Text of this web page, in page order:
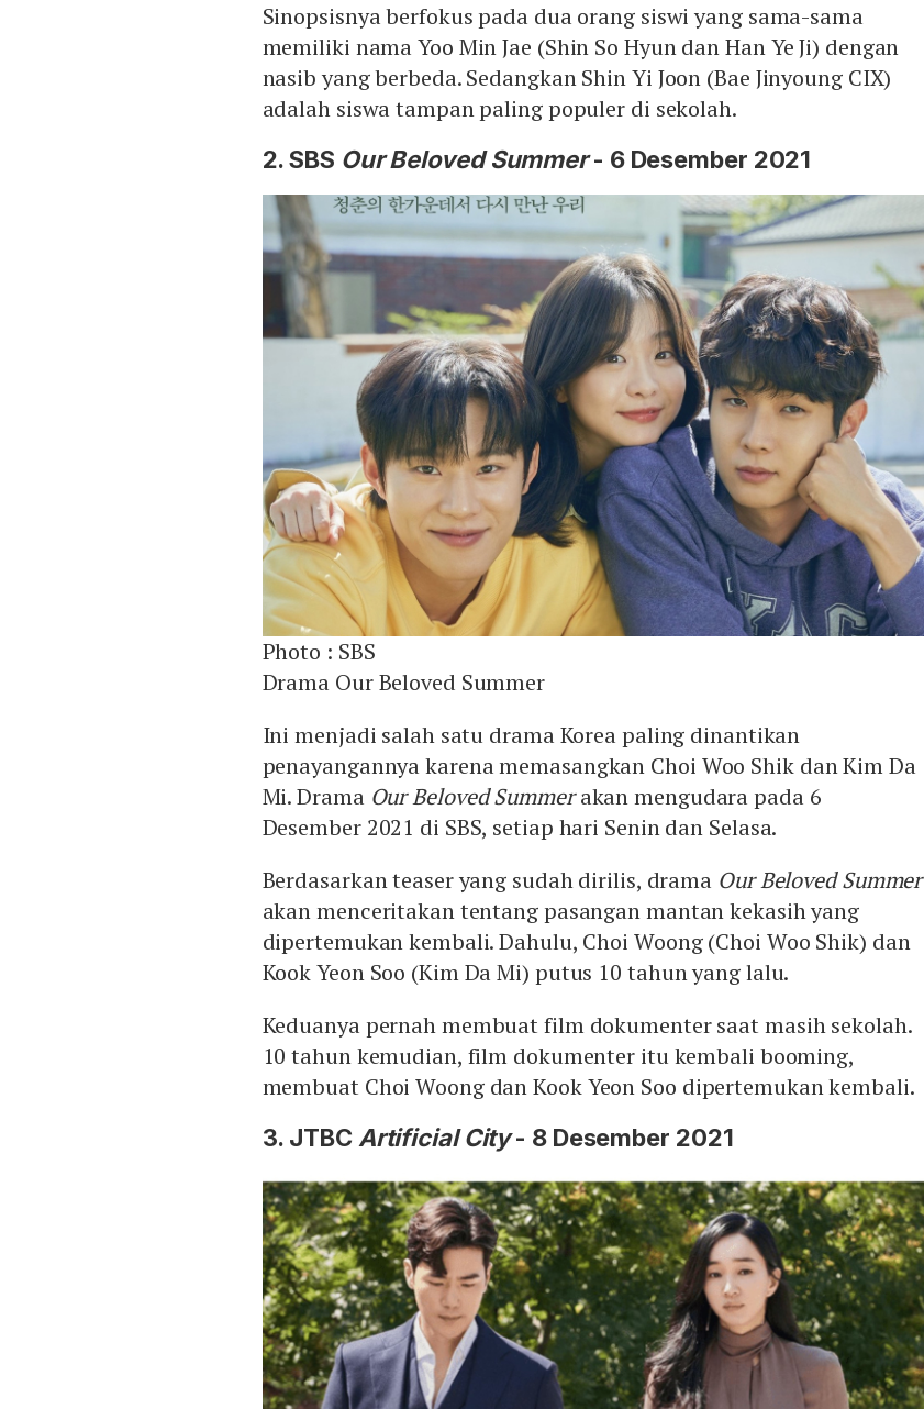
Sinopsisnya berfokus pada dua orang siswi yang sama-sama
memiliki nama Yoo Min Jae (Shin So Hyun dan Han Ye Ji) dengan
nasib yang berbeda. Sedangkan Shin Yi Joon (Bae Jinyoung CIX)
adalah siswa tampan paling populer di sekolah.
2. SBS Our Beloved Summer- 6 Desember 2021
Photo : SBS
Drama Our Beloved Summer
Ini menjadi salah satu drama Korea paling dinantikan
penayangannya karena memasangkan Choi Woo Shik dan Kim Da
Mi. Drama Our Beloved Summerakan mengudara pada 6
Desember 2021 di SBS, setiap hari Senin dan Selasa.
Berdasarkan teaser yang sudah dirilis, drama Our Beloved Summer
akan menceritakan tentang pasangan mantan kekasih yang
dipertemukan kembali. Dahulu, Choi Woong (Choi Woo Shik) dan
Kook Yeon Soo (Kim Da Mi) putus 10 tahun yang lalu.
Keduanya pernah membuat film dokumenter saat masih sekolah.
10 tahun kemudian, film dokumenter itu kembali booming,
membuat Choi Woong dan Kook Yeon Soo dipertemukan kembali.
3. JTBC Artificial City- 8 Desember 2021